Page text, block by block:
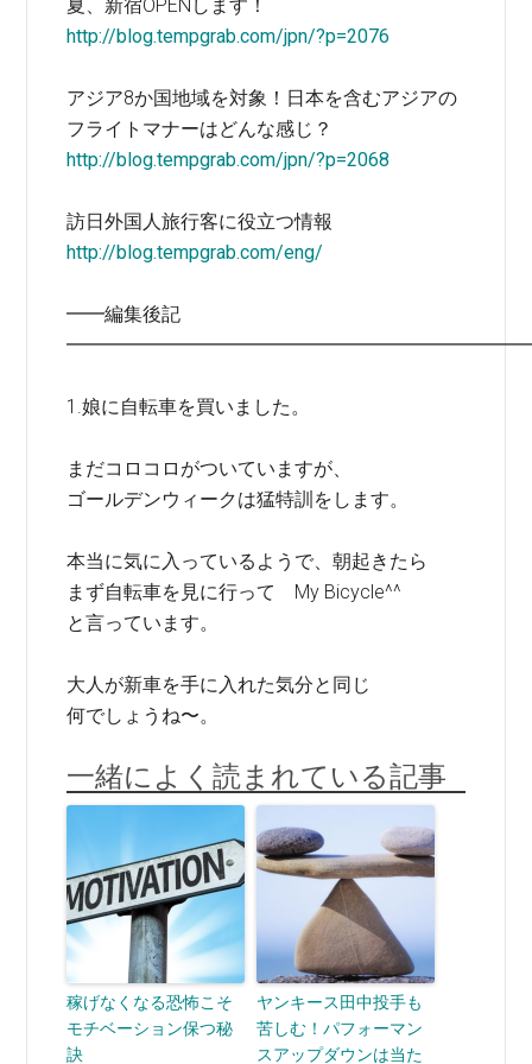
夏、新宿OPENします！
http://blog.tempgrab.com/jpn/?p=2076
アジア8か国地域を対象！日本を含むアジアの
フライトマナーはどんな感じ？
http://blog.tempgrab.com/jpn/?p=2068
訪日外国人旅行客に役立つ情報
http://blog.tempgrab.com/eng/
━━編集後記
1.娘に自転車を買いました。
まだコロコロがついていますが、
ゴールデンウィークは猛特訓をします。
本当に気に入っているようで、朝起きたら
まず自転車を見に行って My Bicycle^^
と言っています。
大人が新車を手に入れた気分と同じ
何でしょうね〜。
一緒によく読まれている記事
稼げなくなる恐怖こそ
モチベーション保つ秘
訣
ヤンキース田中投手も
苦しむ！パフォーマン
スアップダウンは当た